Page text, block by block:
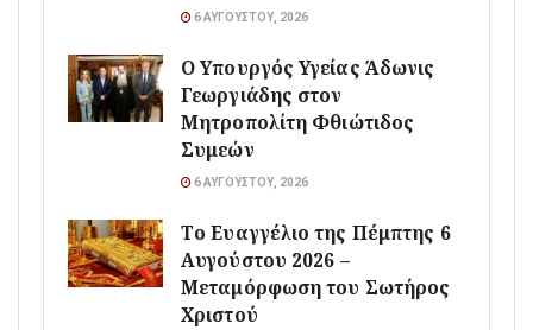
6 ΑΥΓΟΎΣΤΟΥ, 2026
O Υπουργός Υγείας Άδωνις
Γεωργιάδης στον
Μητροπολίτη Φθιώτιδος
Συμεών
6 ΑΥΓΟΎΣΤΟΥ, 2026
Το Ευαγγέλιο της Πέμπτης 6
Αυγούστου 2026 –
Μεταμόρφωση του Σωτήρος
Χριστού